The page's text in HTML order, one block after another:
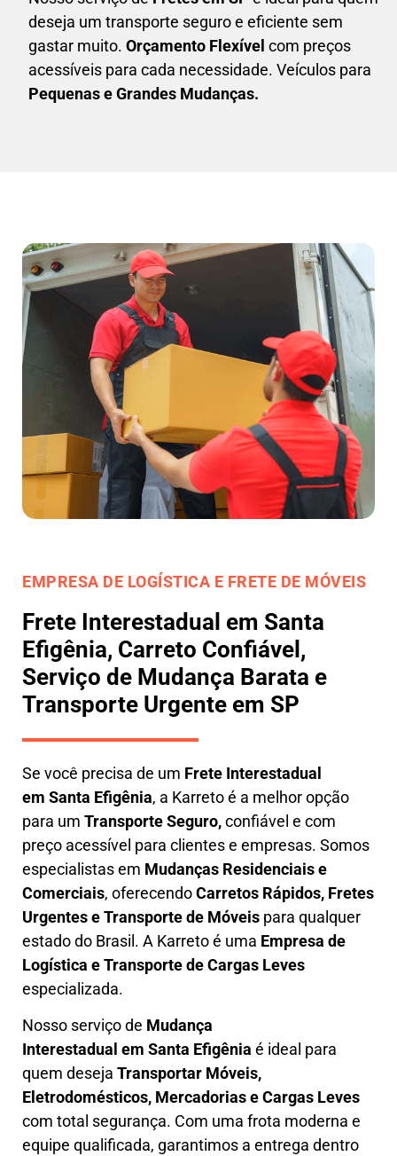
deseja um transporte seguro e eficiente sem
gastar muito. Orçamento Flexível com preços
acessíveis para cada necessidade. Veículos para
Pequenas e Grandes Mudanças.
EMPRESA DE LOGÍSTICA E FRETE DE MÓVEIS
Frete Interestadual em Santa
Efigênia, Carreto Confiável,
Serviço de Mudança Barata e
Transporte Urgente em SP
Se você precisa de um Frete Interestadual
em Santa Efigênia, a Karreto é a melhor opção
para um Transporte Seguro,confiável e com
preço acessível para clientes e empresas. Somos
especialistas em Mudanças Residenciais e
Comerciais, oferecendoCarretos Rápidos, Fretes
Urgentes e Transporte de Móveis para qualquer
estado do Brasil. A Karretoé uma Empresa de
Logística e Transporte de Cargas Leves
especializada.
Nosso serviço de Mudança
Interestadual em Santa Efigênia é ideal para
quem deseja Transportar Móveis,
Eletrodomésticos, Mercadorias e Cargas Leves
com total segurança. Com uma frota moderna e
equipe qualificada, garantimos a entrega dentro